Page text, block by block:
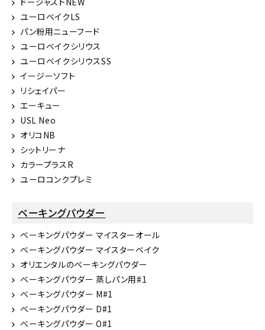
ユーロベイクLS
パン粉用ニューフード
ユーロベイクシリウス
ユーロベイクシリウスSS
イージーソフト
リシェイパー
エーキュー
USL Neo
オリコNB
シットリーナ
カラープラスR
ユーロコンクプレミ
ベーキングパウダー
ベーキングパウダー マイスターオール
ベーキングパウダー マイスターベイク
オリエンタルのベーキングパウダー
ベーキングパウダー 蒸しパン用#1
ベーキングパウダー M#1
ベーキングパウダー D#1
ベーキングパウダー O#1